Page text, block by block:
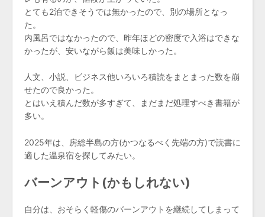
とても2泊できそうでは無かったので、別の場所となっ
た。
内風呂ではなかったので、昨年ほどの密度で入浴はできな
かったが、安いながら飯は美味しかった。
人文、小説、ビジネス他いろいろ積読をまとまった数を崩
せたので良かった。
とはいえ積んだ数が多すぎて、まだまだ処理すべき書籍が
多い。
2025年は、房総半島の方(かつなるべく先端の方)で読書に
適した温泉宿を探してみたい。
バーンアウト(かもしれない)
自分は、おそらく軽傷のバーンアウトを継続してしまって